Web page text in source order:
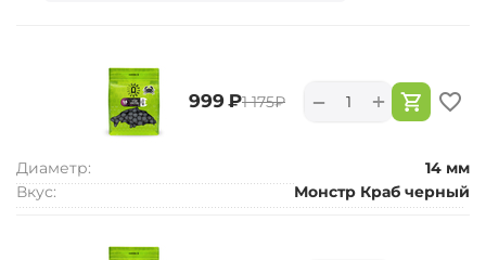
‍999‍ ₽‍1 175‍₽ +
−
Диаметр:
14 мм
Вкус:
Монстр Краб черный